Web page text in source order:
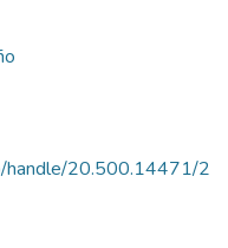
handle/20.500.14471/2